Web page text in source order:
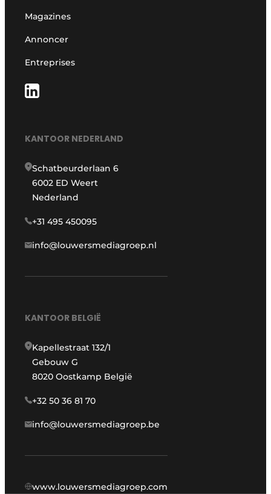
Magazines
Annoncer
Entreprises
KANTOOR NEDERLAND
Schatbeurderlaan 6
6002 ED Weert
Nederland
+31 495 450095
info@louwersmediagroep.nl
KANTOOR BELGIË
Kapellestraat 132/1
Gebouw G
8020 Oostkamp België
+32 50 36 81 70
info@louwersmediagroep.be
www.louwersmediagroep.com